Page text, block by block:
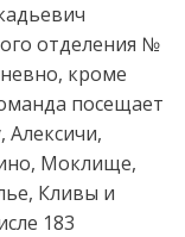
отделения №
кроме
посещает
Моклище,
Кливы и
183